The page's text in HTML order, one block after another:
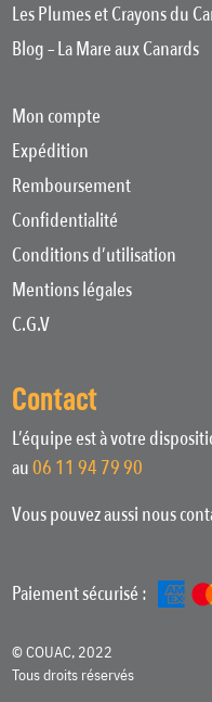
Les Plumes et Crayons du
Blog – La Mare aux Canards
Mon compte
Expédition
Remboursement
Confidentialité
Conditions d’utilisation
Mentions légales
C.G.V
Contact
L’équipe est à votre
au06 11 94 79 90
Vous pouvez aussi nous
Paiement sécurisé :
© COUAC, 2022
Tous droits réservés